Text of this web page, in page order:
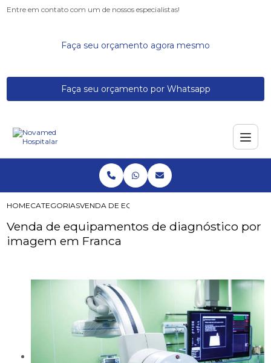
Entre em contato com um de nossos especialistas!
Faça seu orçamento agora mesmo
Faça seu orçamento por Whatsapp
HOMECATEGORIASVENDA DE EQUIPAMENTOS DE DIAGNÓSTICO
Venda de equipamentos de diagnóstico por
imagem em Franca